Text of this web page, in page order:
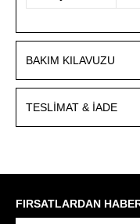
BAKIM KILAVUZU
TESLIMAT & İADE
FIRSATLARDAN